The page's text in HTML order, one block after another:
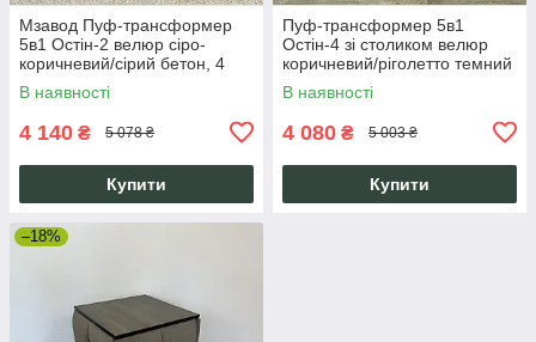
Мзавод Пуф-трансформер
5в1 Остін-2 велюр сіро-
коричневий/сірий бетон, 4
стільці та столик, компактний
з коліщатками
В наявності
4 140 ₴ 5 078 ₴
Купити
Пуф-трансформер 5в1
Остін-4 зі столиком велюр
коричневий/ріголетто темний
1-1-9003
В наявності
4 080 ₴ 5 003 ₴
Купити
–18%